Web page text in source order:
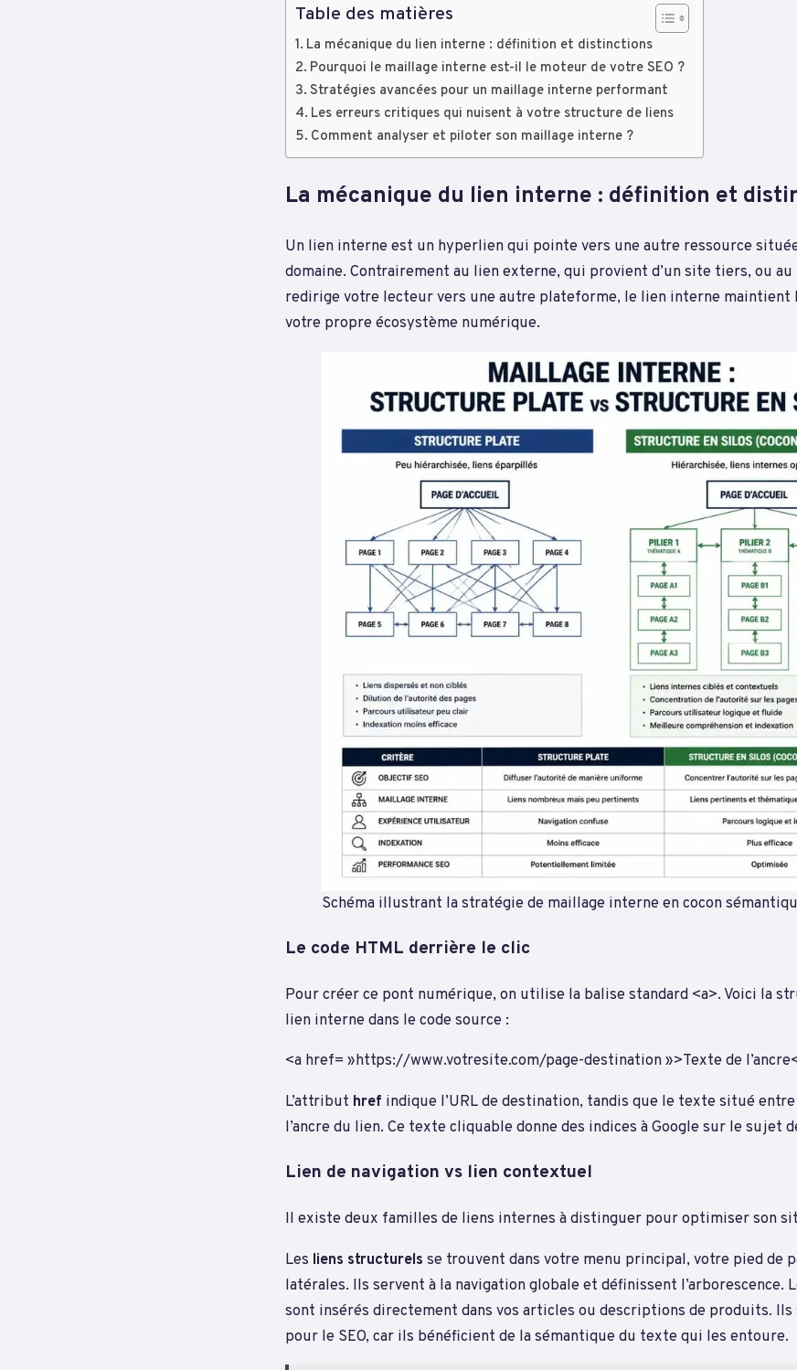
Table des matières
La mécanique du lien interne : définition et distinctions
Pourquoi le maillage interne est-il le moteur de votre SEO ?
Stratégies avancées pour un maillage interne performant
Les erreurs critiques qui nuisent à votre structure de liens
Comment analyser et piloter son maillage interne ?
La mécanique du lien interne : définition et
Un lien interne est un hyperlien qui pointe vers une autre ressource
domaine. Contrairement au lien externe, qui provient d’un site tiers, ou
redirige votre lecteur vers une autre plateforme, le lien interne maintient
votre propre écosystème numérique.
Schéma illustrant la stratégie de maillage interne en cocon
Le code HTML derrière le clic
Pour créer ce pont numérique, on utilise la balise standard <a>. Voici la
lien interne dans le code source :
<a href= »https://www.votresite.com/page-destination »>Texte de
L’attribut href indique l’URL de destination, tandis que le texte situé
l’ancre du lien. Ce texte cliquable donne des indices à Google sur le sujet
Lien de navigation vs lien contextuel
Il existe deux familles de liens internes à distinguer pour optimiser son
Les liens structurels se trouvent dans votre menu principal, votre pied de
latérales. Ils servent à la navigation globale et définissent l’arborescence.
sont insérés directement dans vos articles ou descriptions de produits. Ils
pour le SEO, car ils bénéficient de la sémantique du texte qui les entoure.